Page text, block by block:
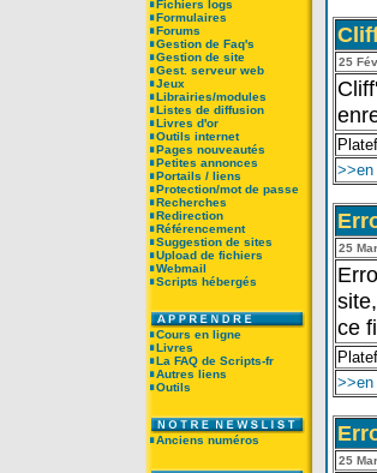
Fichiers logs
Formulaires
Forums
Gestion de Faq's
Gestion de site
Gest. serveur web
Jeux
Librairies/modules
Listes de diffusion
Livres d'or
Outils internet
Pages nouveautés
Petites annonces
Portails / liens
Protection/mot de passe
Recherches
Redirection
Référencement
Suggestion de sites
Upload de fichiers
Webmail
Scripts hébergés
Cours en ligne
Livres
La FAQ de Scripts-fr
Autres liens
Outils
Anciens numéros
25
>>en
25
ce
>>en
25